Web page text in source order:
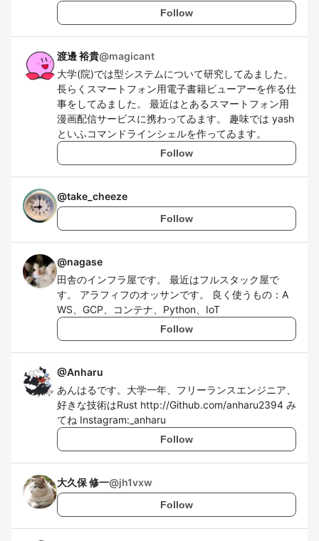
Follow
渡邊 裕貴@magicant
大学(院)では型システムについて研究してゐました。
長らくスマートフォン用電子書籍ビューアーを作る仕
事をしてゐました。 最近はとあるスマートフォン用
漫画配信サービスに携わってゐます。 趣味では yash
といふコマンドラインシェルを作ってゐます。
Follow
@take_cheeze
Follow
@nagase
田舎のインフラ屋です。 最近はフルスタック屋で
す。 アラフィフのオッサンです。 良く使うもの：A
WS、GCP、コンテナ、Python、IoT
Follow
@Anharu
あんはるです。大学一年、フリーランスエンジニア、
好きな技術はRust http://Github.com/anharu2394 み
てね Instagram:_anharu
Follow
大久保 修一@jh1vxw
Follow